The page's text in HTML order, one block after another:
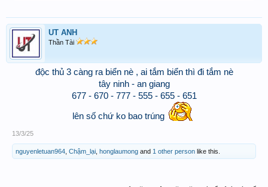
UT ANH
Thần Tài
độc thủ 3 càng ra biển nè , ai tắm biển thì đi tắm nè
tây ninh - an giang
677 - 670 - 777 - 555 - 655 - 651
lên số chứ ko bao trúng
13/3/25
nguyenletuan964 Chậm_lại honglaumong and 1 other person like this.